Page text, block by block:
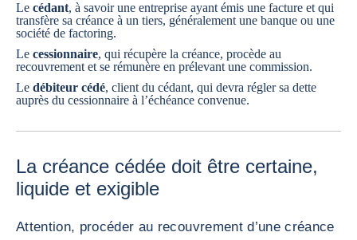
Le cédant, à savoir une entreprise ayant émis une facture et qui
transfère sa créance à un tiers, généralement une banque ou une
société de factoring.
Le cessionnaire, qui récupère la créance, procède au
recouvrement et se rémunère en prélevant une commission.
Le débiteur cédé, client du cédant, qui devra régler sa dette
auprès du cessionnaire à l’échéance convenue.
La créance cédée doit être certaine,
liquide et exigible
Attention, procéder au recouvrement d’une créance